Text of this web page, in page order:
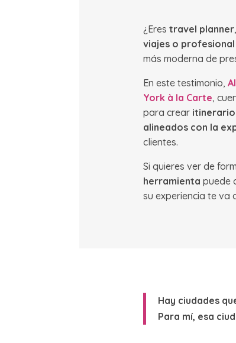
¿Eres travel planner,
viajes o
más moderna de
En este testimonio,
York à la Carte,
para crear
alineados con la
clientes.
Si quieres ver de
herramienta puede
su experiencia te va
Hay ciudades
Para mí, esa